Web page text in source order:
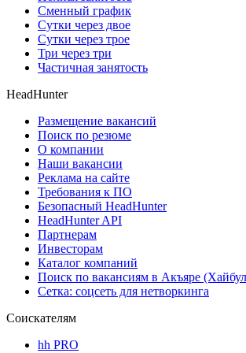
Сменный график
Сутки через двое
Сутки через трое
Три через три
Частичная занятость
HeadHunter
Размещение вакансий
Поиск по резюме
О компании
Наши вакансии
Реклама на сайте
Требования к ПО
Безопасный HeadHunter
HeadHunter API
Партнерам
Инвесторам
Каталог компаний
Поиск по вакансиям в Акъяре
Сетка: соцсеть для нетворкинга
Соискателям
hh PRO